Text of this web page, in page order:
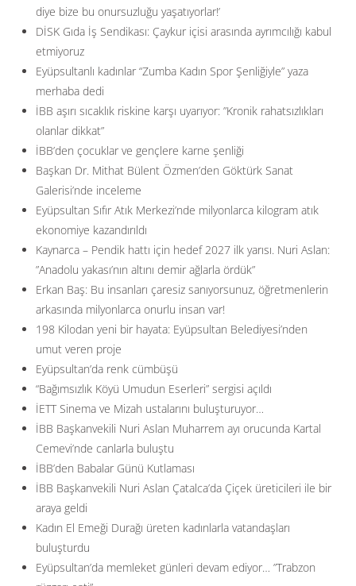
diye bize bu onursuzluğu yaşatıyorlar!’
DİSK Gıda İş Sendikası: Çaykur içisi arasında ayrımcılığı kabul
etmiyoruz
Eyüpsultanlı kadınlar “Zumba Kadın Spor Şenliğiyle” yaza
merhaba dedi
İBB aşırı sıcaklık riskine karşı uyarıyor: ”Kronik rahatsızlıkları
olanlar dikkat”
İBB’den çocuklar ve gençlere karne şenliği
Başkan Dr. Mithat Bülent Özmen’den Göktürk Sanat
Galerisi’nde inceleme
Eyüpsultan Sıfır Atık Merkezi’nde milyonlarca kilogram atık
ekonomiye kazandırıldı
Kaynarca – Pendik hattı için hedef 2027 ilk yarısı. Nuri Aslan:
”Anadolu yakası’nın altını demir ağlarla ördük”
Erkan Baş: Bu insanları çaresiz sanıyorsunuz, öğretmenlerin
arkasında milyonlarca onurlu insan var!
198 Kilodan yeni bir hayata: Eyüpsultan Belediyesi’nden
umut veren proje
Eyüpsultan’da renk cümbüşü
“Bağımsızlık Köyü Umudun Eserleri” sergisi açıldı
İETT Sinema ve Mizah ustalarını buluşturuyor…
İBB Başkanvekili Nuri Aslan Muharrem ayı orucunda Kartal
Cemevi’nde canlarla buluştu
İBB’den Babalar Günü Kutlaması
İBB Başkanvekili Nuri Aslan Çatalca’da Çiçek üreticileri ile bir
araya geldi
Kadın El Emeği Durağı üreten kadınlarla vatandaşları
buluşturdu
Eyüpsultan’da memleket günleri devam ediyor… ”Trabzon